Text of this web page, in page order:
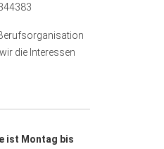
die Interessen
ist Montag bis